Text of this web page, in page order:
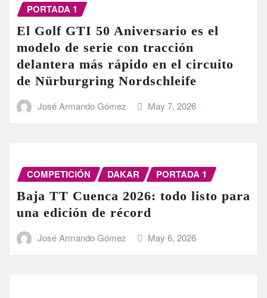
PORTADA 1
El Golf GTI 50 Aniversario es el
modelo de serie con tracción
delantera más rápido en el circuito
de Nürburgring Nordschleife
José Armando Gómez May 7, 2026
COMPETICIÓN DAKAR PORTADA 1
Baja TT Cuenca 2026: todo listo para
una edición de récord
José Armando Gómez May 6, 2026